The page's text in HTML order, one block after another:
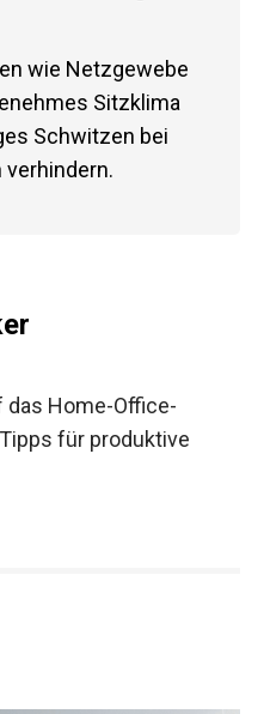
wie Netzgewebe
Sitzklima
Schwitzen bei
Home-Office-
für produktive